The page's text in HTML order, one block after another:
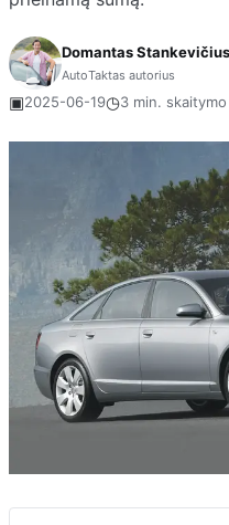
Domantas Stankevičius
AutoTaktas autorius
▣2025-06-19◷3 min. skaitymo